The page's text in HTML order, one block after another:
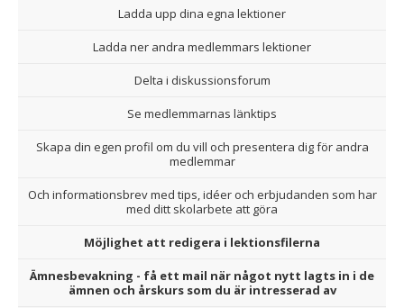
Ladda upp dina egna lektioner
Ladda ner andra medlemmars lektioner
Delta i diskussionsforum
Se medlemmarnas länktips
Skapa din egen profil om du vill och presentera dig för andra
medlemmar
Och informationsbrev med tips, idéer och erbjudanden som har
med ditt skolarbete att göra
Möjlighet att redigera i lektionsfilerna
Ämnesbevakning - få ett mail när något nytt lagts in i de
ämnen och årskurs som du är intresserad av